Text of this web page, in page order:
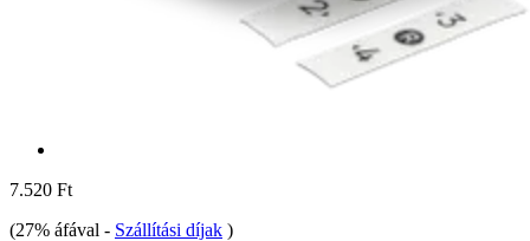
7.520 Ft
(27% áfával - Szállítási díjak )